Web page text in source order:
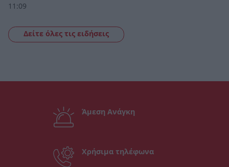
11:09
Δείτε όλες τις ειδήσεις
Άμεση Ανάγκη
Χρήσιμα τηλέφωνα